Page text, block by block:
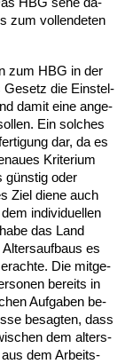
zum voll­ende­ten
zum HBG in der
Ge­setz die Ein­stel­
da­mit ei­ne an­ge­
Ein sol­ches
dar, da es
Kri­te­ri­um
güns­tig oder
Ziel die­ne auch
in­di­vi­du­el­len
das Land
es
Die mit­ge­
be­reits in
Auf­ga­ben be­
be­sag­ten, dass
dem al­ters­
aus dem Ar­beits­